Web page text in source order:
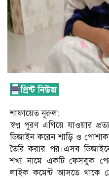
শাফায়েত নূরুল:
স্বপ্ন পূরণ এগিয়ে যাওয়ার
ডিজাইন করেন শাড়ি ও
তৈরি করার পর।এসব
শখ্য নামে একটি ফেসবুক
লাইক কমেন্ট আসতে থাকে